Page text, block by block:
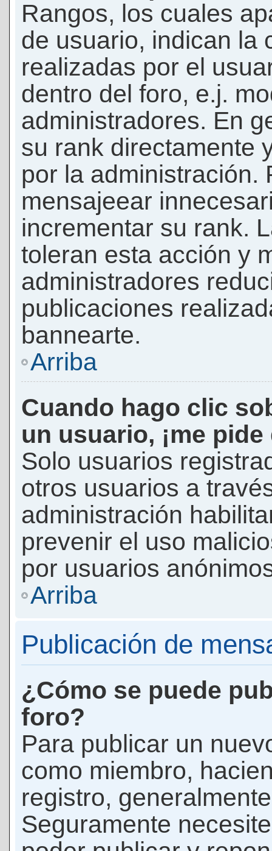
Rangos, los cuales
de usuario, indican la
realizadas por el
dentro del foro, e.j.
administradores. En
su rank directamente
por la administración.
mensajeear
incrementar su rank.
toleran esta acción y
administradores
publicaciones
bannearte.
Arriba
Cuando hago clic
un usuario, ¡me
Solo usuarios
otros usuarios a
administración
prevenir el uso
por usuarios
Arriba
Publicación de
¿Cómo se puede
foro?
Para publicar un
como miembro,
registro,
Seguramente